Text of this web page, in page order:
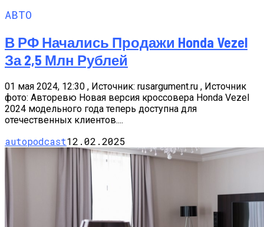
АВТО
В РФ Начались Продажи Honda Vezel
За 2,5 Млн Рублей
01 мая 2024, 12:30 , Источник: rusargument.ru , Источник
фото: Авторевю Новая версия кроссовера Honda Vezel
2024 модельного года теперь доступна для
отечественных клиентов....
autopodcast12.02.2025